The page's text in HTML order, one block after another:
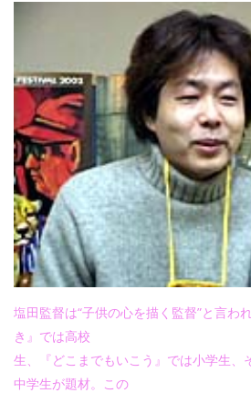
塩田監督は“子供の心を描く監督”と言わ
き』では高校
生、『どこまでもいこう』では小学生、
中学生が題材。この